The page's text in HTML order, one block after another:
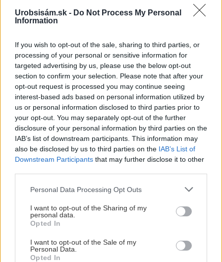
Urobsisám.sk - Do Not Process My Personal
Information
If you wish to opt-out of the sale, sharing to third parties, or
processing of your personal or sensitive information for
targeted advertising by us, please use the below opt-out
section to confirm your selection. Please note that after your
opt-out request is processed you may continue seeing
interest-based ads based on personal information utilized by
us or personal information disclosed to third parties prior to
your opt-out. You may separately opt-out of the further
disclosure of your personal information by third parties on the
IAB’s list of downstream participants. This information may
also be disclosed by us to third parties on the IAB’s List of
Downstream Participants that may further disclose it to other
Please note that this website/app uses one or more Google
not limited to your visit or usage behaviour. You may click to
grant or deny consent to Google and its third-party tags to
use your data for below specified purposes in below Google
consent section.
Personal Data Processing Opt Outs
I want to opt-out of the Sharing of my
personal data.
Opted In
I want to opt-out of the Sale of my
Personal Data.
Opted In
TÝŽDEŇ MESIAC
Trvalky, ktoré znesú sucho a teplo? Tieto
vysaďte na miesta, na ktoré slnko svieti celý
deň
Dom s ukážkovou záhradou: Majitelia mali pri
výbere stavebného materiálu jasno
Čo robiť, ak paradajky dozrievajú pomaly? Trik
domácu pascu na osy a sršne, ktorá ich
nepustí von
Vnútorné žalúzie sú v 40-stupňových
horúčavách pasca: Prečo z okna robia radiátor